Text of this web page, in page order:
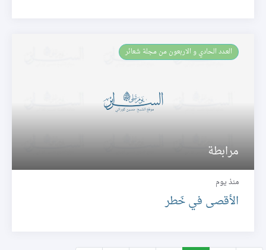
العـدد الحادي و الاربعون من مجلة شعائر
مرابطة
منذ يوم
الأقصى في خَطر